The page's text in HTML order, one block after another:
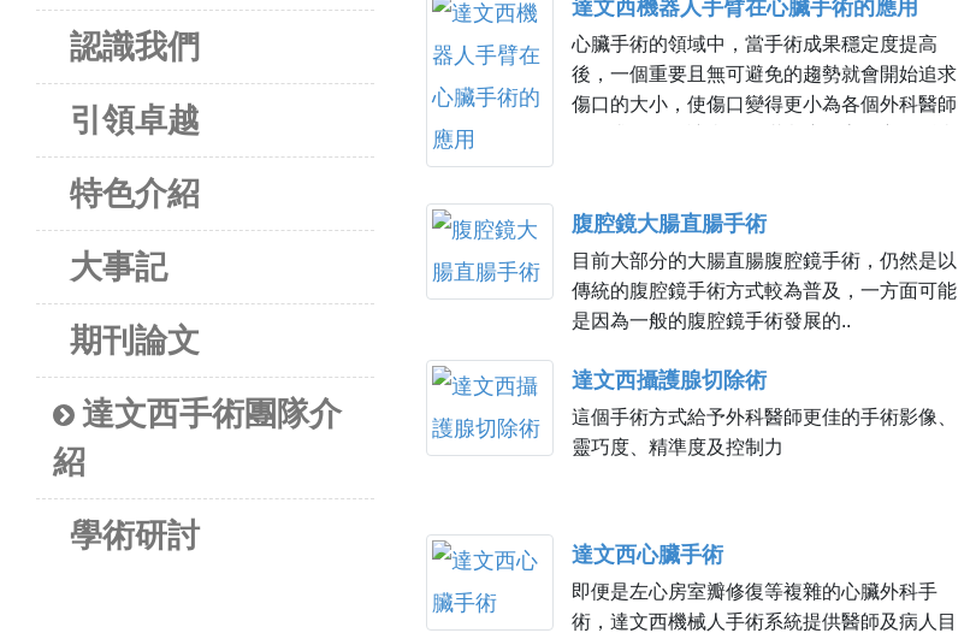
認識我們
引領卓越
特色介紹
大事記
期刊論文
達文西手術團隊介
紹
學術研討
達文西機器人手臂在心臟手術的應用
心臟手術的領域中，當手術成果穩定度提高
後，一個重要且無可避免的趨勢就會開始追求
傷口的大小，使傷口變得更小為各個外科醫師
目的。達文西機器手臂自問世以來，就期待能
讓心臟手術在微創的道路上得以發展。
腹腔鏡大腸直腸手術
目前大部分的大腸直腸腹腔鏡手術，仍然是以
傳統的腹腔鏡手術方式較為普及，一方面可能
是因為一般的腹腔鏡手術發展的..
達文西攝護腺切除術
這個手術方式給予外科醫師更佳的手術影像、
靈巧度、精準度及控制力
達文西心臟手術
即便是左心房室瓣修復等複雜的心臟外科手
術，達文西機械人手術系統提供醫師及病人目